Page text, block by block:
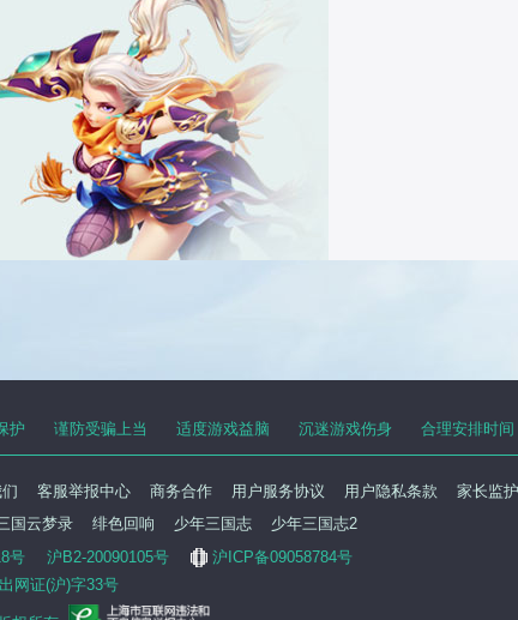
护 谨防受骗上当 适度游戏益脑 沉迷游戏伤身 合理安排时间
客服举报中心 商务合作 用户服务协议 用户隐私条款
家长监
国云梦录 绯色回响 少年三国志
少年三国志2
号
沪B2-20090105号
沪ICP备09058784号
网证(沪)字33号